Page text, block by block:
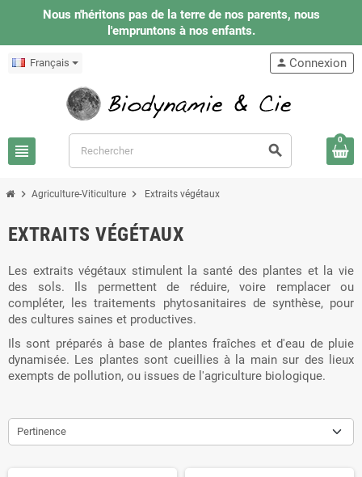
Nous n'héritons pas de la terre de nos parents, nous
l'empruntons à nos enfants.
Français
view_headline search
person Connexion
0
chevron_right Agriculture-Viticulture chevron_right Extraits végétaux
EXTRAITS VÉGÉTAUX
Les extraits végétaux stimulent la santé des plantes et la vie
des sols. Ils permettent de réduire, voire remplacer ou
compléter, les traitements phytosanitaires de synthèse, pour
des cultures saines et productives.
Ils sont préparés à base de plantes fraîches et d'eau de pluie
dynamisée. Les plantes sont cueillies à la main sur des lieux
exempts de pollution, ou issues de l'agriculture biologique.
Pertinence